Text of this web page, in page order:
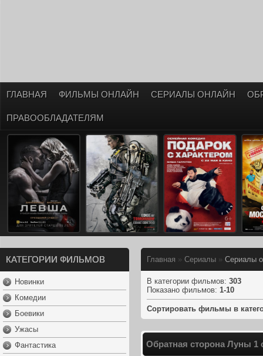
ГЛАВНАЯ ФИЛЬМЫ ОНЛАЙН СЕРИАЛЫ ОНЛАЙН
ПРАВООБЛАДАТЕЛЯМ
КАТЕГОРИИ ФИЛЬМОВ
Новинки
Комедии
Боевики
Ужасы
Фантастика
Главная » Сериалы » Сериалы
В категории фильмов: 303
Показано фильмов: 1-10
Сортировать фильмы в
Обратная сторона Луны 1